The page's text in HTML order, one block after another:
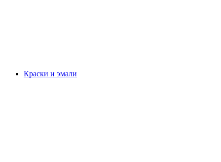
Краски и эмали